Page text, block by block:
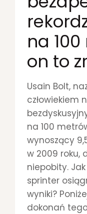
na
on to
Usain Bolt,
człowiekiem
na 100
wynoszący
w 2009 roku,
niepobity.
sprinter
wyniki?
dokonań